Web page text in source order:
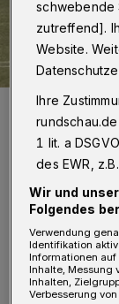
Der TSV gewann
Foto: Dirk Freund
H
Bundesliga,
schwebende
zutreffend].
Website.
Ihre
1 lit. a
des EWR,
Wir und
Folgendes
Verwendung
Identifikation
Informationen auf
Inhalte, Messung
Inhalten,
Verbesserung